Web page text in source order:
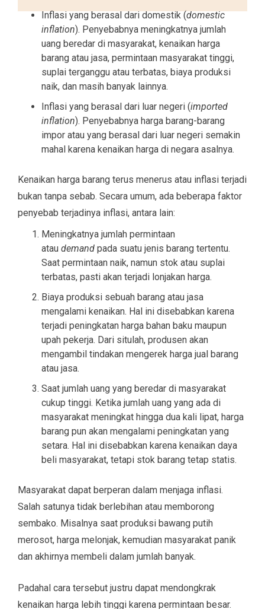
Inflasi yang berasal dari domestik (domestic
inflation). Penyebabnya meningkatnya jumlah
uang beredar di masyarakat, kenaikan harga
barang atau jasa, permintaan masyarakat tinggi,
suplai terganggu atau terbatas, biaya produksi
naik, dan masih banyak lainnya.
Inflasi yang berasal dari luar negeri (imported
inflation). Penyebabnya harga barang-barang
impor atau yang berasal dari luar negeri semakin
mahal karena kenaikan harga di negara asalnya.
Kenaikan harga barang terus menerus atau inflasi terjadi
bukan tanpa sebab. Secara umum, ada beberapa faktor
penyebab terjadinya inflasi, antara lain:
Meningkatnya jumlah permintaan
atau demand pada suatu jenis barang tertentu.
Saat permintaan naik, namun stok atau suplai
terbatas, pasti akan terjadi lonjakan harga.
Biaya produksi sebuah barang atau jasa
mengalami kenaikan. Hal ini disebabkan karena
terjadi peningkatan harga bahan baku maupun
upah pekerja. Dari situlah, produsen akan
mengambil tindakan mengerek harga jual barang
atau jasa.
Saat jumlah uang yang beredar di masyarakat
cukup tinggi. Ketika jumlah uang yang ada di
masyarakat meningkat hingga dua kali lipat, harga
barang pun akan mengalami peningkatan yang
setara. Hal ini disebabkan karena kenaikan daya
beli masyarakat, tetapi stok barang tetap statis.
Masyarakat dapat berperan dalam menjaga inflasi.
Salah satunya tidak berlebihan atau memborong
sembako. Misalnya saat produksi bawang putih
merosot, harga melonjak, kemudian masyarakat panik
dan akhirnya membeli dalam jumlah banyak.
Padahal cara tersebut justru dapat mendongkrak
kenaikan harga lebih tinggi karena permintaan besar.